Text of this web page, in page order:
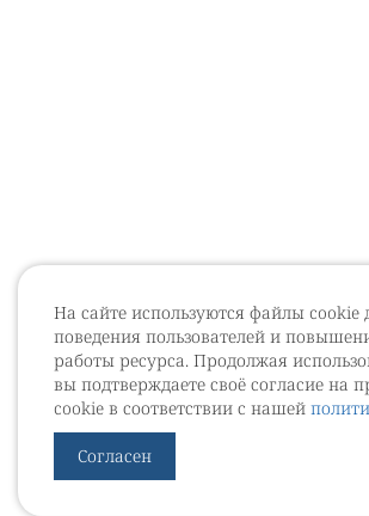
На сайте используются файлы cookie
поведения пользователей и
работы ресурса. Продолжая
вы подтверждаете своё согласие на
cookie в соответствии с нашей
Согласен